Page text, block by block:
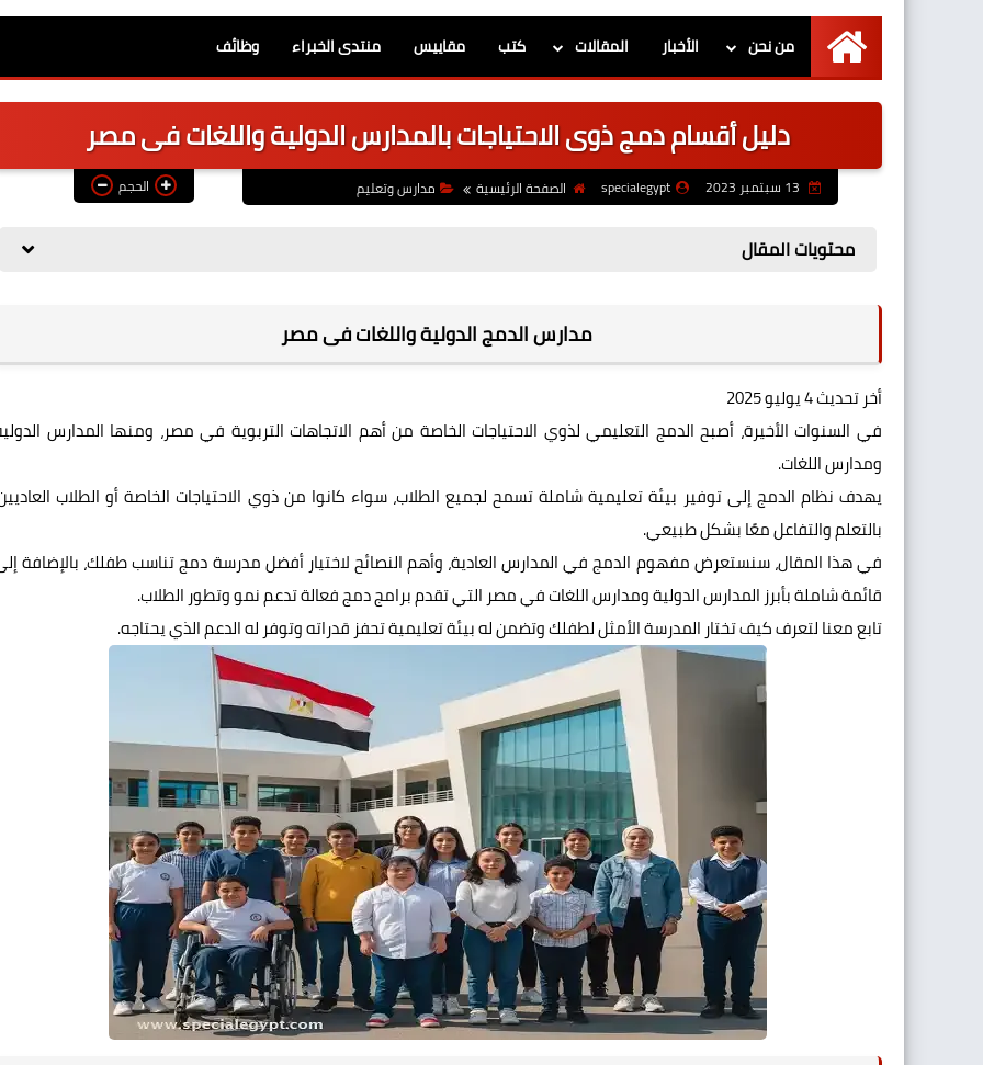
الرئيسية
من نحن الأخبار المقالات كتب مقاييس منتدى الخبراء وظائف
دليل أقسام دمج ذوى الاحتياجات بالمدارس الدولية واللغات فى مصر
specialegypt الصفحة الرئيسية مدارس وتعليم الحجم
محتويات المقال
مدارس الدمج الدولية واللغات فى مصر
أخر تحديث 4 يوليو 2025
في السنوات الأخيرة، أصبح الدمج التعليمي لذوي الاحتياجات الخاصة من أهم الاتجاهات التربوية في مصر، ومنها المدارس
ومدارس اللغات.
يهدف نظام الدمج إلى توفير بيئة تعليمية شاملة تسمح لجميع الطلاب، سواء كانوا من ذوي الاحتياجات الخاصة أو الطلاب
بالتعلم والتفاعل معًا بشكل طبيعي.
في هذا المقال، سنستعرض مفهوم الدمج في المدارس العادية، وأهم النصائح لاختيار أفضل مدرسة دمج تناسب طفلك، بالإضافة
قائمة شاملة بأبرز المدارس الدولية ومدارس اللغات في مصر التي تقدم برامج دمج فعالة تدعم نمو وتطور الطلاب.
تابع معنا لتعرف كيف تختار المدرسة الأمثل لطفلك وتضمن له بيئة تعليمية تحفز قدراته وتوفر له الدعم الذي يحتاجه.